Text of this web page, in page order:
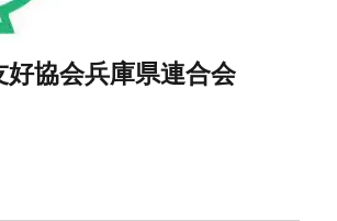
好協会兵庫県連合会